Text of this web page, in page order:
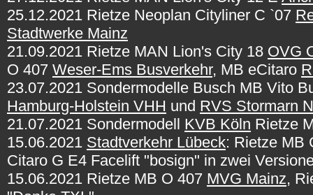
25.12.2021 Rietze Neoplan Cityliner C `07
Stadtwerke Mainz
21.09.2021 Rietze MAN Lion's City 18 OVG
O 407 Weser-Ems Busverkehr, MB eCitaro
23.07.2021 Sondermodelle Busch MB Vito
Hamburg-Holstein VHH und RVS Stormarn
21.07.2021 Sondermodell KVB Köln Rietze
15.06.2021 Stadtverkehr Lübeck: Rietze MB
Citaro G E4 Facelift "bosign" in zwei
15.06.2021 Rietze MB O 407 MVG Mainz,